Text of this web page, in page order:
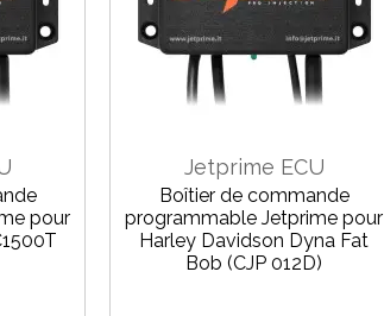
pour
Jetprime ECU
Boîtier de commande
programmable Jetprime pour
Harley Davidson Dyna Fat
Bob (CJP 012D)